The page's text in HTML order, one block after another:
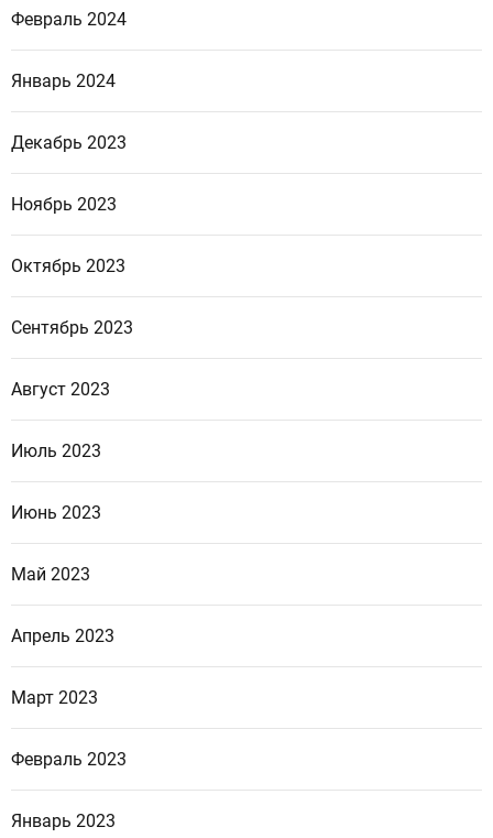
Февраль 2024
Январь 2024
Декабрь 2023
Ноябрь 2023
Октябрь 2023
Сентябрь 2023
Август 2023
Июль 2023
Июнь 2023
Май 2023
Апрель 2023
Март 2023
Февраль 2023
Январь 2023